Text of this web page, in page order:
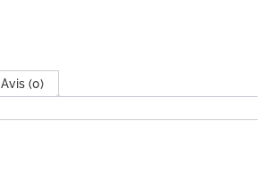
Avis (0)